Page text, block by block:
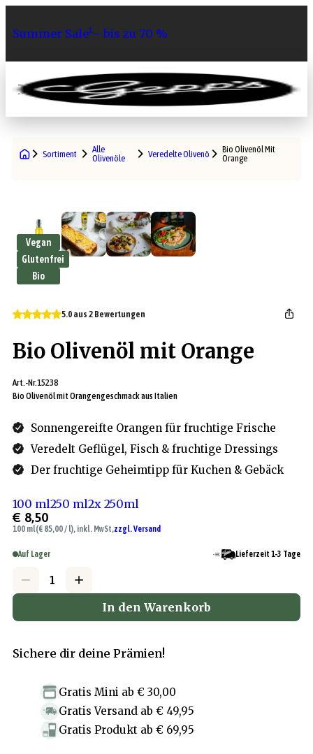
Summer Sale¹– bis zu 70 %
0
Sortiment
Alle
Olivenöle
Veredelte Olivenöle
Bio Olivenöl Mit
Orange
Vegan
Glutenfrei
Bio
5.0 aus 2 Bewertungen
Bio Olivenöl mit Orange
Art.-Nr.15238
Bio Olivenöl mit Orangengeschmack aus Italien
Sonnengereifte Orangen für fruchtige Frische
Veredelt Geflügel, Fisch & fruchtige Dressings
Der fruchtige Geheimtipp für Kuchen & Gebäck
100 ml250 ml2x 250ml
€ 8,50
100 ml(€ 85,00 / l), inkl. MwSt,zzgl. Versand
Auf Lager Lieferzeit 1-3 Tage
In den Warenkorb
Sichere dir deine Prämien!
Gratis Mini ab € 30,00
Gratis Versand ab € 49,95
Gratis Produkt ab € 69,95